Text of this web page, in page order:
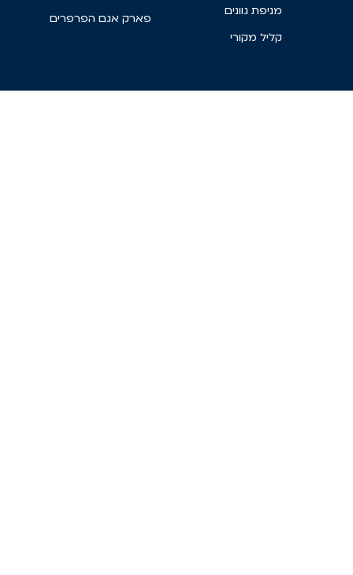
מניפת גוונים
קליל מקורי
פארק אגם הפרפרים